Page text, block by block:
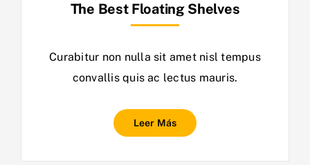
The Best Floating Shelves
Curabitur non nulla sit amet nisl tempus
convallis quis ac lectus mauris.
Leer Más